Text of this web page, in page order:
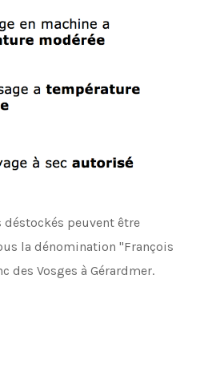
peuvent être
la dénomination "François
des Vosges à Gérardmer.